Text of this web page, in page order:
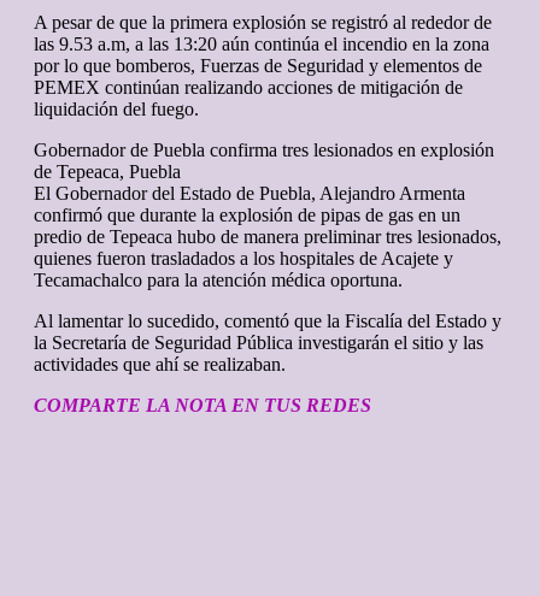
A pesar de que la primera explosión se registró al rededor de
las 9.53 a.m, a las 13:20 aún continúa el incendio en la zona
por lo que bomberos, Fuerzas de Seguridad y elementos de
PEMEX continúan realizando acciones de mitigación de
liquidación del fuego.
Gobernador de Puebla confirma tres lesionados en explosión
de Tepeaca, Puebla
El Gobernador del Estado de Puebla, Alejandro Armenta
confirmó que durante la explosión de pipas de gas en un
predio de Tepeaca hubo de manera preliminar tres lesionados,
quienes fueron trasladados a los hospitales de Acajete y
Tecamachalco para la atención médica oportuna.
Al lamentar lo sucedido, comentó que la Fiscalía del Estado y
la Secretaría de Seguridad Pública investigarán el sitio y las
actividades que ahí se realizaban.
COMPARTE LA NOTA EN TUS REDES